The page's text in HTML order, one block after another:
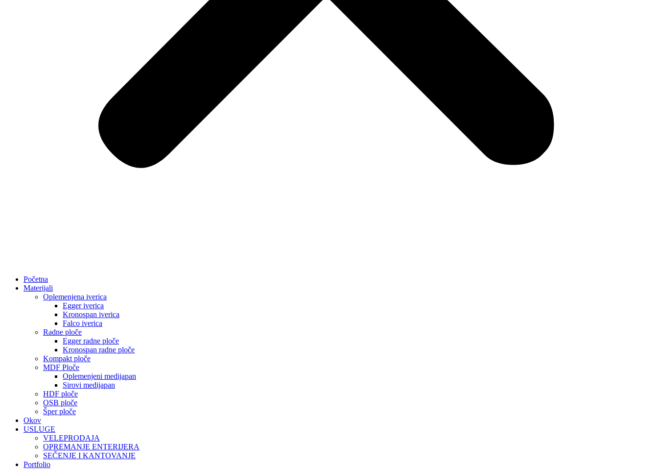
Početna
Materijali
Oplemenjena iverica
Egger iverica
Kronospan iverica
Falco iverica
Radne ploče
Egger radne ploče
Kronospan radne ploče
Kompakt ploče
MDF Ploče
Oplemenjeni medijapan
Sirovi medijapan
HDF ploče
OSB ploče
Šper ploče
Okov
USLUGE
VELEPRODAJA
OPREMANJE ENTERIJERA
SEČENJE I KANTOVANJE
Portfolio